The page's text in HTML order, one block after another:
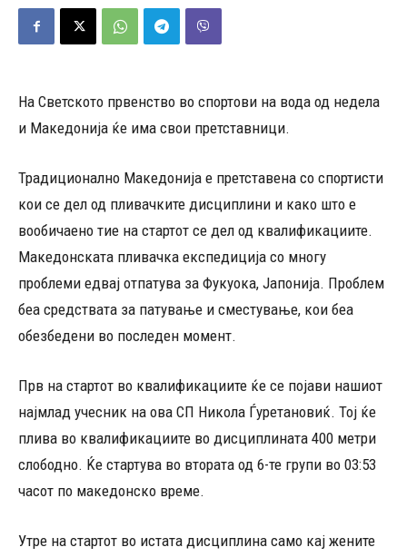
На Светското првенство во спортови на вода од недела
и Македонија ќе има свои претставници.
Традиционално Македонија е претставена со спортисти
кои се дел од пливачките дисциплини и како што е
вообичаено тие на стартот се дел од квалификациите.
Македонската пливачка експедиција со многу
проблеми едвај отпатува за Фукуока, Јапонија. Проблем
беа средствата за патување и сместување, кои беа
обезбедени во последен момент.
Прв на стартот во квалификациите ќе се појави нашиот
најмлад учесник на ова СП Никола Ѓуретановиќ. Тој ќе
плива во квалификациите во дисциплината 400 метри
слободно. Ќе стартува во втората од 6-те групи во 03:53
часот по македонско време.
Утре на стартот во истата дисциплина само кај жените